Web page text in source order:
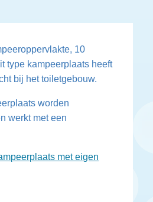
10
type kampeerplaats heeft
bij het toiletgebouw.
worden
werkt met een
met eigen